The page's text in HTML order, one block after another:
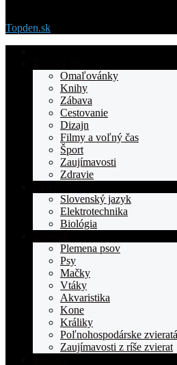
Topden.sk
TOPden.skOmaľovánky
Knihy
Zábava
Cestovanie
Dizajn
Filmy a voľný čas
Šport
Zaujímavosti
Zdravie
Slovenský jazyk
Elektrotechnika
Biológia
Plemena psov
Psy
Mačky
Vtáky
Akvaristika
Kone
Králiky
Poľnohospodárske zvieratá
Zaujímavosti z ríše zvierat